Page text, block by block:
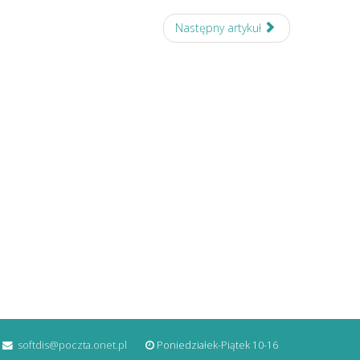
Następny artykuł
softdis@poczta.onet.pl Poniedziałek-Piątek 10-16